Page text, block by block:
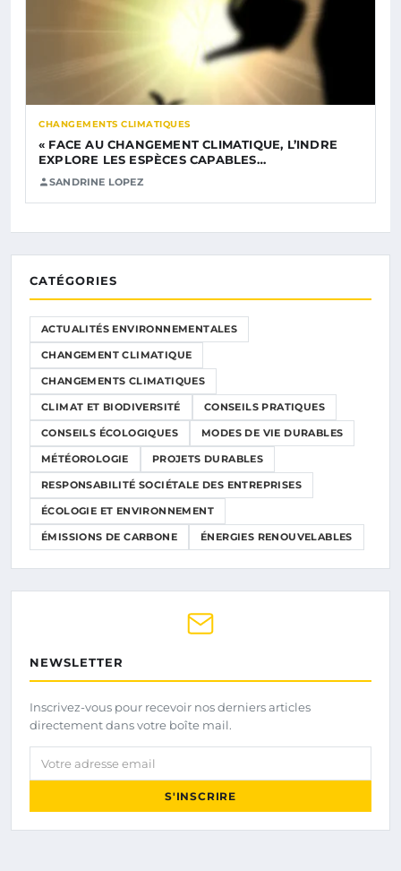
CHANGEMENTS CLIMATIQUES
« FACE AU CHANGEMENT CLIMATIQUE, L’INDRE
EXPLORE LES ESPÈCES CAPABLES…
SANDRINE LOPEZ
CATÉGORIES
ACTUALITÉS ENVIRONNEMENTALES
CHANGEMENT CLIMATIQUE
CHANGEMENTS CLIMATIQUES
CLIMAT ET BIODIVERSITÉ CONSEILS PRATIQUES
CONSEILS ÉCOLOGIQUES MODES DE VIE DURABLES
MÉTÉOROLOGIE PROJETS DURABLES
RESPONSABILITÉ SOCIÉTALE DES ENTREPRISES
ÉCOLOGIE ET ENVIRONNEMENT
ÉMISSIONS DE CARBONE ÉNERGIES RENOUVELABLES
NEWSLETTER
Inscrivez-vous pour recevoir nos derniers articles
directement dans votre boîte mail.
Votre adresse email
S'INSCRIRE